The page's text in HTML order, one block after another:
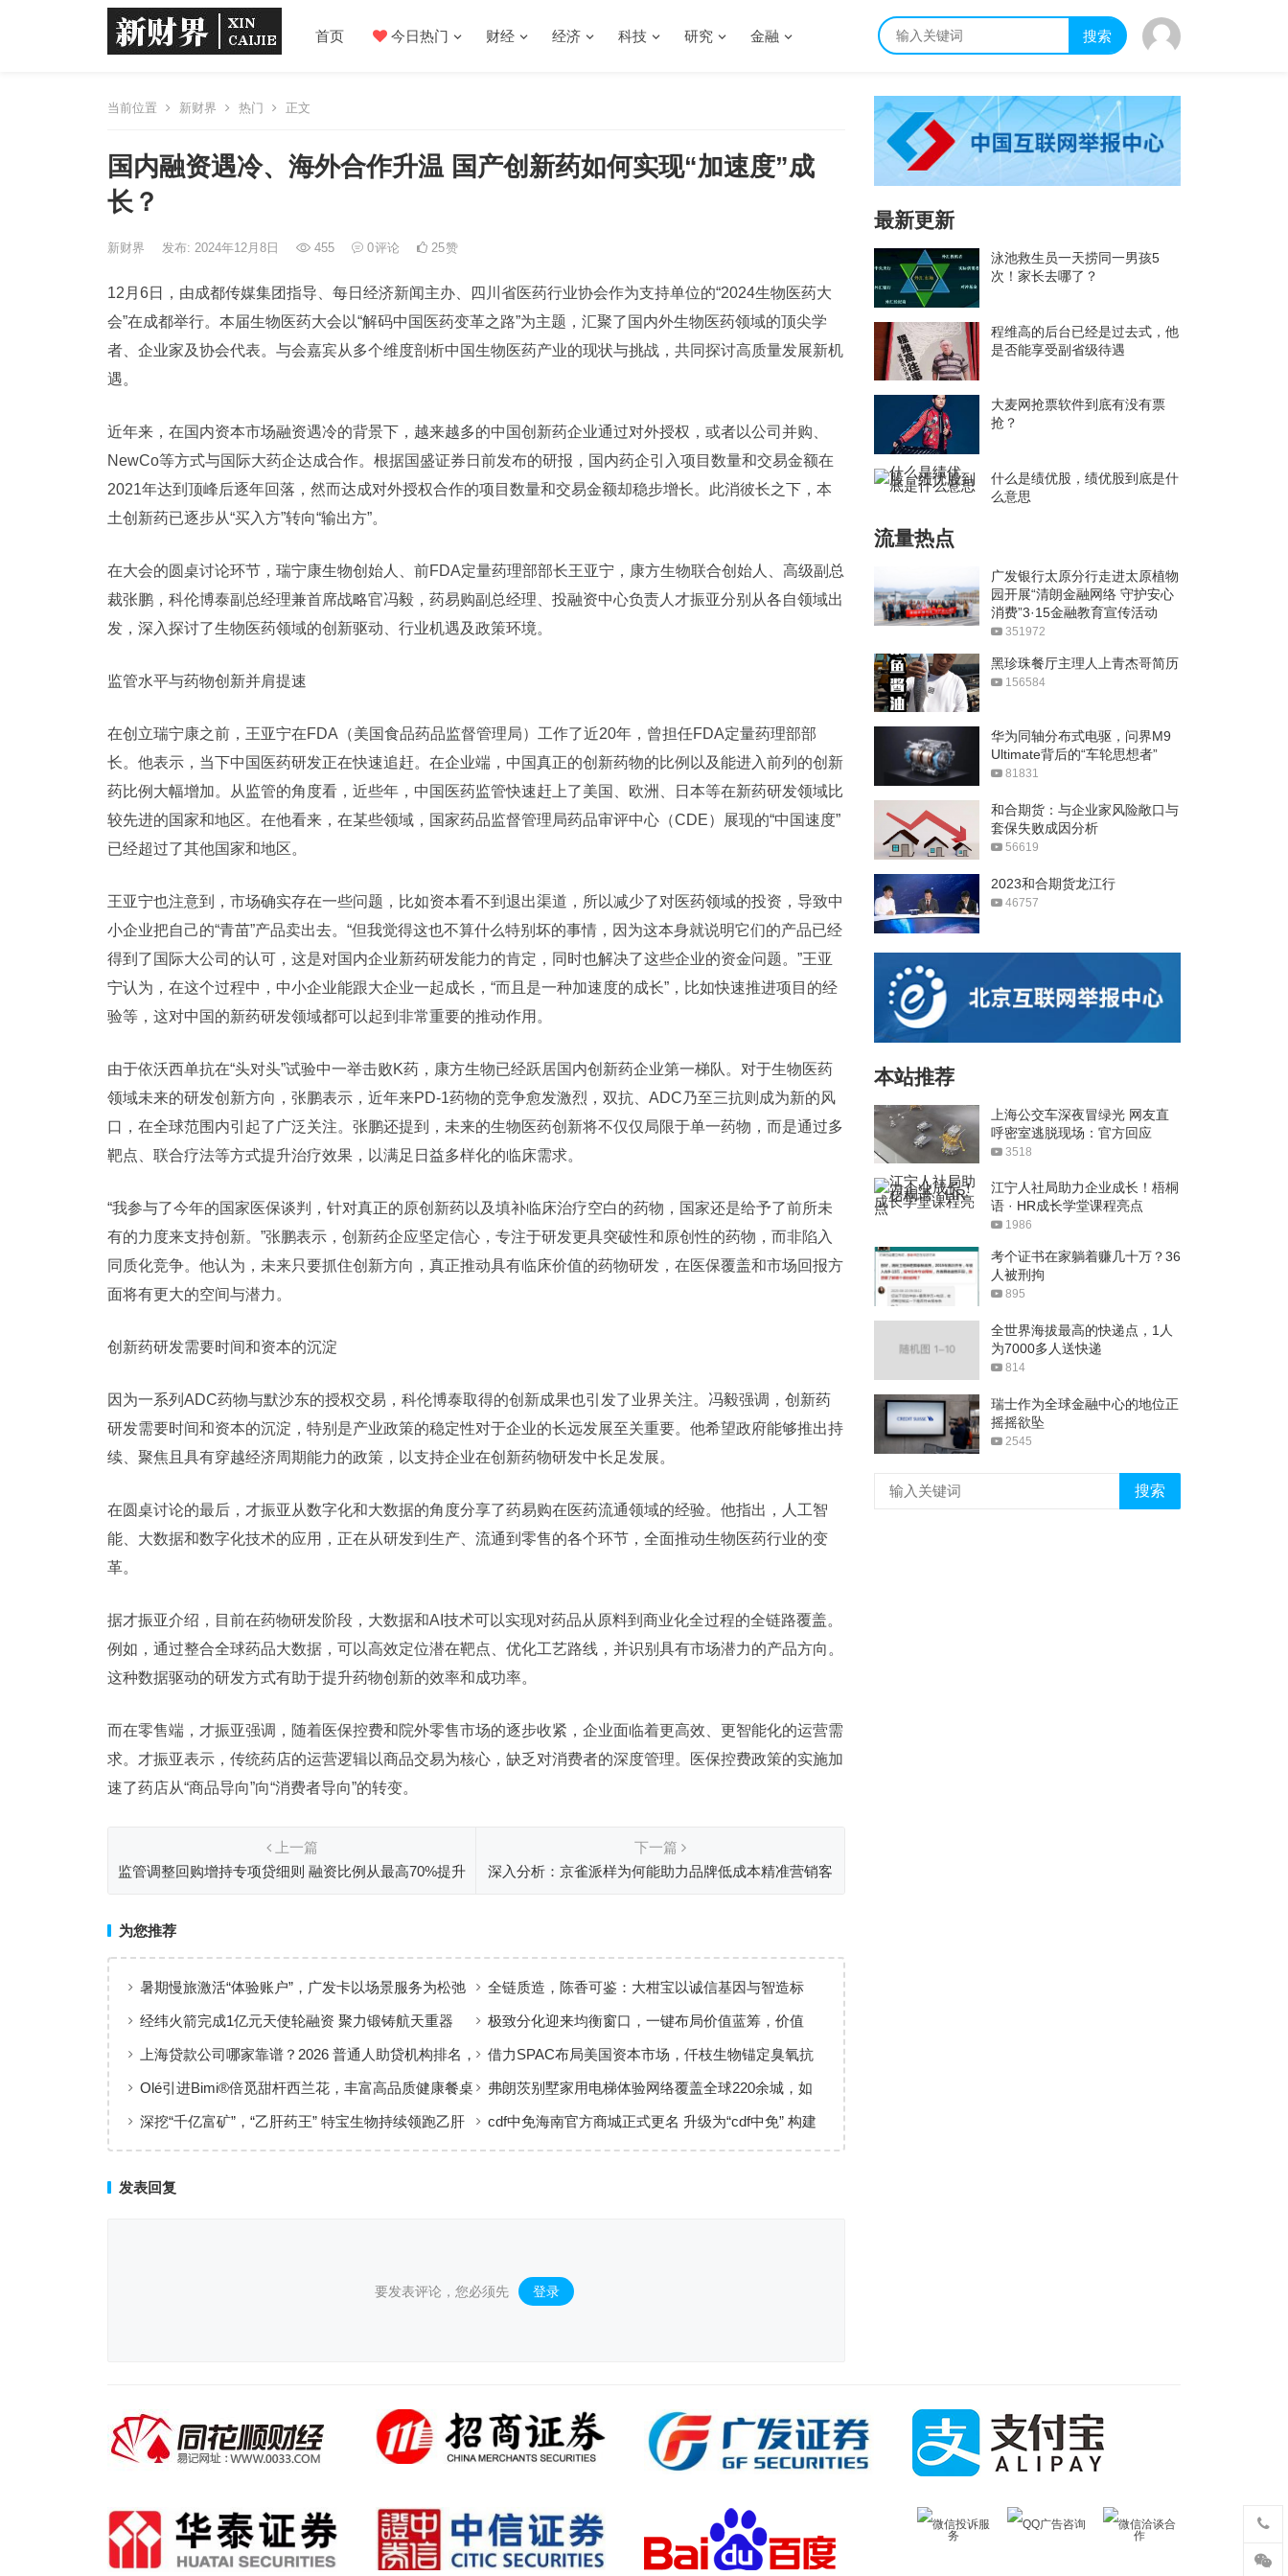
首页 今日热门 财经 经济 科技 研究 金融 搜索
当前位置 新财界 热门 正文
国内融资遇冷、海外合作升温 国产创新药如何实现“加速度”成
长？
新财界 发布: 2024年12月8日 455 0评论 25赞
12月6日，由成都传媒集团指导、每日经济新闻主办、四川省医药行业协会作为支持单位的“2024生物医药大
会”在成都举行。本届生物医药大会以“解码中国医药变革之路”为主题，汇聚了国内外生物医药领域的顶尖学
者、企业家及协会代表。与会嘉宾从多个维度剖析中国生物医药产业的现状与挑战，共同探讨高质量发展新机
遇。
近年来，在国内资本市场融资遇冷的背景下，越来越多的中国创新药企业通过对外授权，或者以公司并购、
NewCo等方式与国际大药企达成合作。根据国盛证券 日前发布的研报，国内药企引入项目数量和交易金额在
2021年达到顶峰后逐年回落，然而达成对外授权合作的项目数量和交易金额却稳步增长。此消彼长之下，本
土创新药已逐步从“买入方”转向“输出方”。
在大会的圆桌讨论环节，瑞宁康生物创始人、前FDA定量药理部部长王亚宁， 康方生物联合创始人、高级副总
裁张鹏，科伦博泰副总经理兼首席战略官冯毅， 药易购副总经理、投融资中心负责人才振亚分别从各自领域出
发，深入探讨了生物医药领域的创新驱动、行业机遇及政策环境。
监管水平与药物创新并肩提速
在创立瑞宁康之前，王亚宁在FDA（美国食品药品监督管理局）工作了近20年，曾担任FDA定量药理部部
长。他表示，当下中国医药研发正在快速追赶。在企业端，中国真正的创新药物的比例以及能进入前列的创新
药比例大幅增加。从监管的角度看，近些年， 中国医药监管快速赶上了美国、欧洲、日本等在新药研发领域比
较先进的国家和地区。在他看来，在某些领域，国家药品监督管理局药品审评中心（CDE）展现的“中国速度”
已经超过了其他国家和地区。
王亚宁也注意到，市场确实存在一些问题，比如资本看不到退出渠道，所以减少了对医药领域的投资，导致中
小企业把自己的“青苗”产品卖出去。“但我觉得这也不算什么特别坏的事情，因为这本身就说明它们的产品已经
得到了国际大公司的认可，这是对国内企业新药研发能力的肯定，同时也解决了这些企业的资金问题。”王亚
宁认为，在这个过程中，中小企业能跟大企业一起成长，“而且是一种加速度的成长”，比如快速推进项目的经
验等，这对中国的新药研发领域都可以起到非常重要的推动作用。
由于依沃西单抗在“头对头”试验中一举击败K药， 康方生物已经跃居国内创新药企业第一梯队。对于生物医药
领域未来的研发创新方向，张鹏表示，近年来PD-1药物的竞争愈发激烈，双抗、ADC乃至三抗则成为新的风
口，在全球范围内引起了广泛关注。张鹏还提到，未来的生物医药创新将不仅仅局限于单一药物，而是通过多
靶点、联合疗法等方式提升治疗效果，以满足日益多样化的临床需求。
“我参与了今年的国家医保谈判，针对真正的原创新药以及填补临床治疗空白的药物，国家还是给予了前所未
有的力度来支持创新。”张鹏表示，创新药企应坚定信心，专注于研发更具突破性和原创性的药物，而非陷入
同质化竞争。他认为，未来只要抓住创新方向，真正推动具有临床价值的药物研发，在医保覆盖和市场回报方
面将有更大的空间与潜力。
创新药研发需要时间和资本的沉淀
因为一系列ADC药物与默沙东的授权交易，科伦博泰取得的创新成果也引发了业界关注。冯毅强调，创新药
研发需要时间和资本的沉淀，特别是产业政策的稳定性对于企业的长远发展至关重要。他希望政府能够推出持
续、聚焦且具有穿越经济周期能力的政策，以支持企业在创新药物研发中长足发展。
在圆桌讨论的最后，才振亚从数字化和大数据的角度分享了药易购在医药流通领域的经验。他指出，
人工智
能
大数据和数字化技术的应用，正在从研发到生产、流通到零售的各个环节，全面推动生物医药行业的变
革。
据才振亚介绍，目前在药物研发阶段， 大数据和AI技术可以实现对药品从原料到商业化全过程的全链路覆盖。
例如，通过整合全球药品大数据，可以高效定位潜在靶点、优化工艺路线，并识别具有市场潜力的产品方向。
这种数据驱动的研发方式有助于提升药物创新的效率和成功率。
而在零售端，才振亚强调，随着医保控费和院外零售市场的逐步收紧，企业面临着更高效、更智能化的运营需
求。才振亚表示，传统药店的运营逻辑以商品交易为核心，缺乏对消费者的深度管理。医保控费政策的实施加
速了药店从“商品导向”向“消费者导向”的转变。
上一篇
监管调整回购增持专项贷细则 融资比例从最高70%提升
下一篇
深入分析：京雀派样为何能助力品牌低成本精准营销客
为您推荐
暑期慢旅激活“体验账户”，广发卡以场景服务为松弛
出行添彩
全链质造，陈香可鉴：大柑宝以诚信基因与智造标
准，定义新会陈皮高质量发展
经纬火箭完成1亿元天使轮融资 聚力锻铸航天重器
极致分化迎来均衡窗口，一键布局价值蓝筹，价值
ETF华夏火热开售
上海贷款公司哪家靠谱？2026 普通人助贷机构排名，
工薪族借钱选择指南
借力SPAC布局美国资本市场，仟枝生物锚定臭氧抗
菌黄金赛道
Olé引进Bimi®倍觅甜杆西兰花，丰富高品质健康餐桌
新选择
弗朗茨别墅家用电梯体验网络覆盖全球220余城，如
何实现高效服务响应
深挖“千亿富矿”，“乙肝药王” 特宝生物持续领跑乙肝
cdf中免海南官方商城正式更名 升级为“cdf中免” 构建
发表回复
要发表评论，您必须先 登录 。
最新更新
泳池救生员一天捞同一男孩5
次！家长去哪了？
程维高的后台已经是过去式，他
是否能享受副省级待遇
大麦网抢票软件到底有没有票
抢？
什么是绩优股，绩优股到底是什
么意思
流量热点
广发银行太原分行走进太原植物
园开展“清朗金融网络 守护安心
消费”3·15金融教育宣传活动
351972
黑珍珠餐厅主理人上青杰哥简历
156584
华为同轴分布式电驱，问界M9
Ultimate背后的“车轮思想者”
81831
和合期货：与企业家风险敞口与
套保失败成因分析
56619
2023和合期货龙江行
46757
本站推荐
上海公交车深夜冒绿光 网友直
呼密室逃脱现场：官方回应
3518
江宁人社局助力企业成长！梧桐
语 · HR成长学堂课程亮点
1986
考个证书在家躺着赚几十万？36
人被刑拘
895
全世界海拔最高的快递点，1人
为7000多人送快递
814
瑞士作为全球金融中心的地位正
摇摇欲坠
2545
搜索
微信投诉服
务
QQ广告咨询
微信洽谈合
作